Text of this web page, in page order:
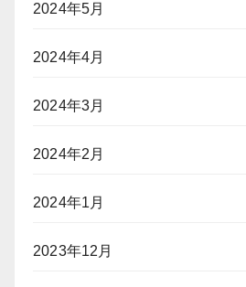
2024年5月
2024年4月
2024年3月
2024年2月
2024年1月
2023年12月